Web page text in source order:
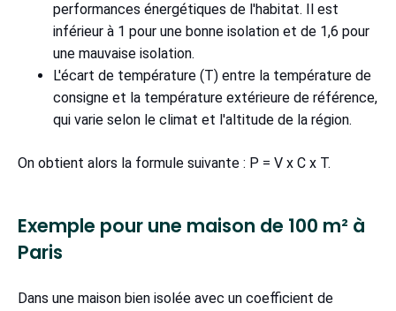
performances énergétiques de l'habitat. Il est
inférieur à 1 pour une bonne isolation et de 1,6 pour
une mauvaise isolation.
L'écart de température (T) entre la température de
consigne et la température extérieure de référence,
qui varie selon le climat et l'altitude de la région.
On obtient alors la formule suivante : P = V x C x T.
Exemple pour une maison de 100 m² à
Paris
Dans une maison bien isolée avec un coefficient de